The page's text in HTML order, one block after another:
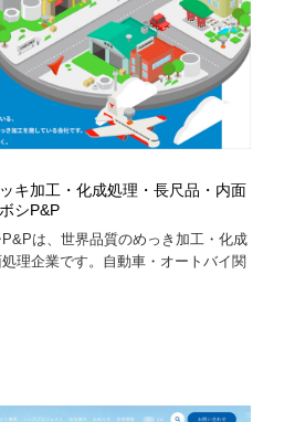
キ加工・化成処理・長尺品・内面
シP&P
は、世界品質のめっき加工・化成
理企業です。自動車・オートバイ関